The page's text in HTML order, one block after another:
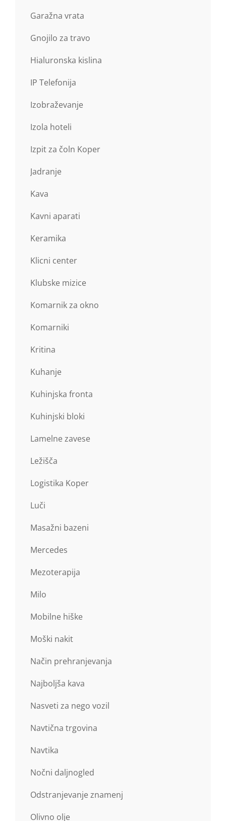
Garažna vrata
Gnojilo za travo
Hialuronska kislina
IP Telefonija
Izobraževanje
Izola hoteli
Izpit za čoln Koper
Jadranje
Kava
Kavni aparati
Keramika
Klicni center
Klubske mizice
Komarnik za okno
Komarniki
Kritina
Kuhanje
Kuhinjska fronta
Kuhinjski bloki
Lamelne zavese
Ležišča
Logistika Koper
Luči
Masažni bazeni
Mercedes
Mezoterapija
Milo
Mobilne hiške
Moški nakit
Način prehranjevanja
Najboljša kava
Nasveti za nego vozil
Navtična trgovina
Navtika
Nočni daljnogled
Odstranjevanje znamenj
Olivno olje